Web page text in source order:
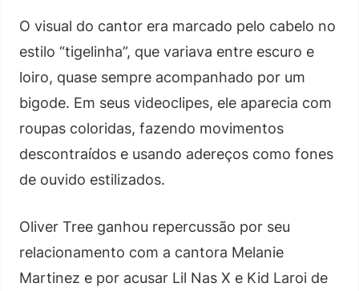
O visual do cantor era marcado pelo cabelo no
estilo “tigelinha”, que variava entre escuro e
loiro, quase sempre acompanhado por um
bigode. Em seus videoclipes, ele aparecia com
roupas coloridas, fazendo movimentos
descontraídos e usando adereços como fones
de ouvido estilizados.
Oliver Tree ganhou repercussão por seu
relacionamento com a cantora Melanie
Martinez e por acusar Lil Nas X e Kid Laroi de